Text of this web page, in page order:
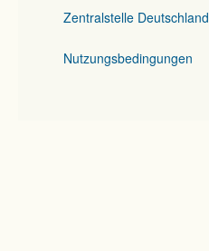
Zentralstelle Deutschland
Nutzungsbedingungen